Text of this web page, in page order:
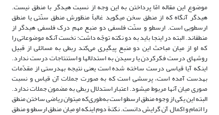
موضوع این مقاله امّا پرداختن به این وجه از نسبت هیدگر با منطق نیست.
هیدگر آنگاه که از منطق سخن مى‏گوید غالباً منظورش منطق سنّتى یا منطق
ارسطویى است. ارسطو و سنّت فلسفى دو منبع مهم درک فلسفى هیدگر از
منطق‏اند. البته در اینجا باید به دو نکته توجّه داشت: نخست آنکه موضوعاتی را
که او از میان مباحث این دو منبع پیگیری می‌کند ربطی به مسائلی از قبیل
روش‏هاى درست فکرکردن یا رسیدن به استدلال‏ها و استنتاجات درست ندارد.
اینکه آیا قیاسى درست ساخته شده است یعنى نتیجه به‏درستى از مقدّمات
به‏دست آمده است، پرسشى است که به صورت جملات آن قیاس و نسبت
صورى میان آنها مربوط مى‏شود. اعتبار استدلال ربطى به مضمون جملات ندارد.
البته این یکی از وجوه منطق ارسطو است به‌طوری‌که مى‏توان ریاضى ساختن منطق
را اتمام و اکمال آن گرایش دانست. نکتة دوم اینکه او میان منطق ارسطو و منطق